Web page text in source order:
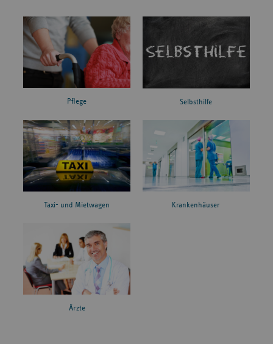
Pflege Selbsthilfe
Taxi- und Mietwagen Krankenhäuser
Ärzte